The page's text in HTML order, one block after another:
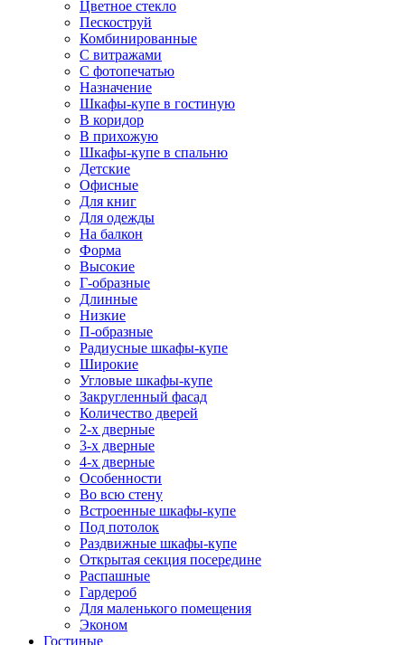
Цветное стекло
Пескоструй
Комбинированные
С витражами
С фотопечатью
Назначение
Шкафы-купе в гостиную
В коридор
В прихожую
Шкафы-купе в спальню
Детские
Офисные
Для книг
Для одежды
На балкон
Форма
Высокие
Г-образные
Длинные
Низкие
П-образные
Радиусные шкафы-купе
Широкие
Угловые шкафы-купе
Закругленный фасад
Количество дверей
2-х дверные
3-х дверные
4-х дверные
Особенности
Во всю стену
Встроенные шкафы-купе
Под потолок
Раздвижные шкафы-купе
Открытая секция посередине
Распашные
Гардероб
Для маленького помещения
Эконом
Гостиные